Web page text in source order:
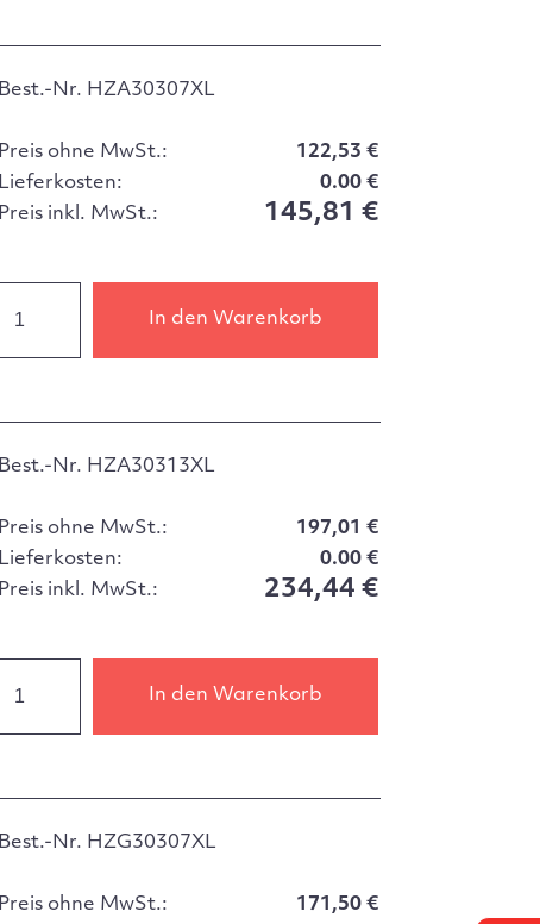
Best.-Nr. HZA30307XL
Preis ohne MwSt.:
122,53 €
Lieferkosten:
0.00 €
Preis inkl. MwSt.:
145,81 €
In den Warenkorb
Best.-Nr. HZA30313XL
Preis ohne MwSt.:
197,01 €
Lieferkosten:
0.00 €
Preis inkl. MwSt.:
234,44 €
In den Warenkorb
Best.-Nr. HZG30307XL
Preis ohne MwSt.:
171,50 €